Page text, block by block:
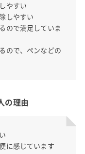
やすい
しやすい
ので満足していま
ので、ペンなどの
の理由
に感じています